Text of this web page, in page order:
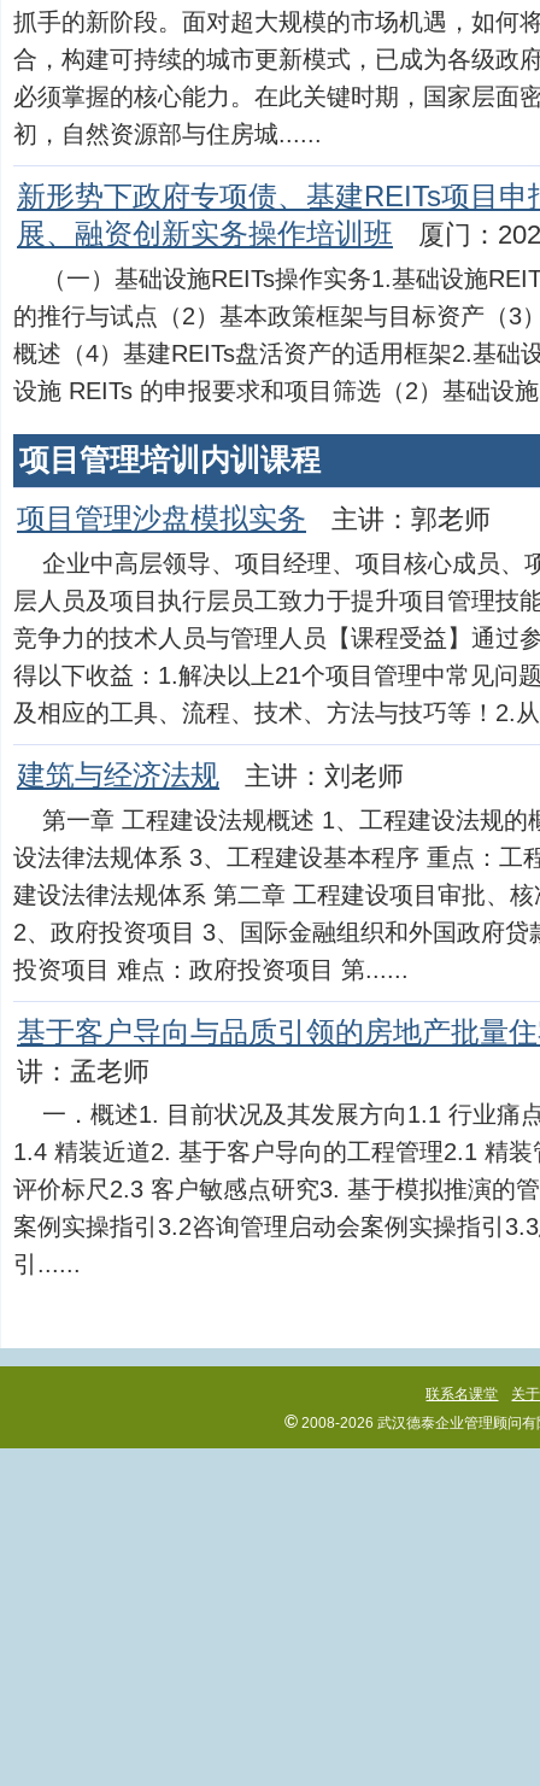
抓手的新阶段。面对超大规模的市场机遇，如何
合，构建可持续的城市更新模式，已成为各级政
必须掌握的核心能力。在此关键时期，国家层面
初，自然资源部与住房城......
新形势下政府专项债、基建REITs项目
展、融资创新实务操作培训班
厦门：
（一）基础设施REITs操作实务1.基础设施
的推行与试点（2）基本政策框架与目标资产（3
概述（4）基建REITs盘活资产的适用框架2.基础
设施 REITs 的申报要求和项目筛选（2）基础设
项目管理培训内训课程
项目管理沙盘模拟实务 主讲：郭老师
企业中高层领导、项目经理、项目核心成员、
层人员及项目执行层员工致力于提升项目管理技
竞争力的技术人员与管理人员【课程受益】通过
得以下收益：1.解决以上21个项目管理中常见问
及相应的工具、流程、技术、方法与技巧等！2.
建筑与经济法规 主讲：刘老师
第一章 工程建设法规概述 1、工程建设法规的
设法律法规体系 3、工程建设基本程序 重点：工
建设法律法规体系 第二章 工程建设项目审批、
2、政府投资项目 3、国际金融组织和外国政府
投资项目 难点：政府投资项目 第......
基于客户导向与品质引领的房地产批量
讲：孟老师
一．概述1. 目前状况及其发展方向1.1 行业痛
1.4 精装近道2. 基于客户导向的工程管理2.1 精
评价标尺2.3 客户敏感点研究3. 基于模拟推演的
案例实操指引3.2咨询管理启动会案例实操指引
引......
联系名课堂 关
© 2008-2026 武汉德泰企业管理顾问